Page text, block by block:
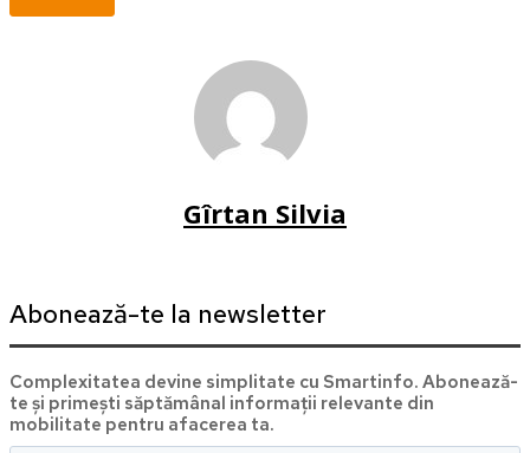
Gîrtan Silvia
Abonează-te la newsletter
Complexitatea devine simplitate cu Smartinfo. Abonează-
te și primești săptămânal informații relevante din
mobilitate pentru afacerea ta.